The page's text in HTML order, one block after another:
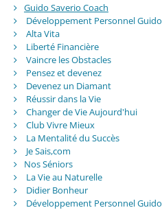
Guido Saverio Coach
Développement Personnel Guido
Alta Vita
Liberté Financière
Vaincre les Obstacles
Pensez et devenez
Devenez un Diamant
Réussir dans la Vie
Changer de Vie Aujourd'hui
Club Vivre Mieux
La Mentalité du Succès
Je Sais,com
Nos Séniors
La Vie au Naturelle
Didier Bonheur
Développement Personnel Guido